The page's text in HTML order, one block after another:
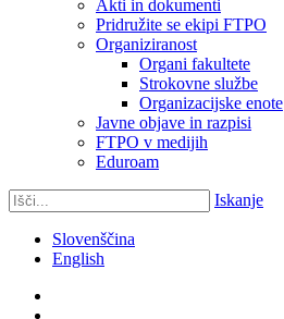
Akti in dokumenti
Pridružite se ekipi FTPO
Organiziranost
Organi fakultete
Strokovne službe
Organizacijske enote
Javne objave in razpisi
FTPO v medijih
Eduroam
Iskanje
Slovenščina
English